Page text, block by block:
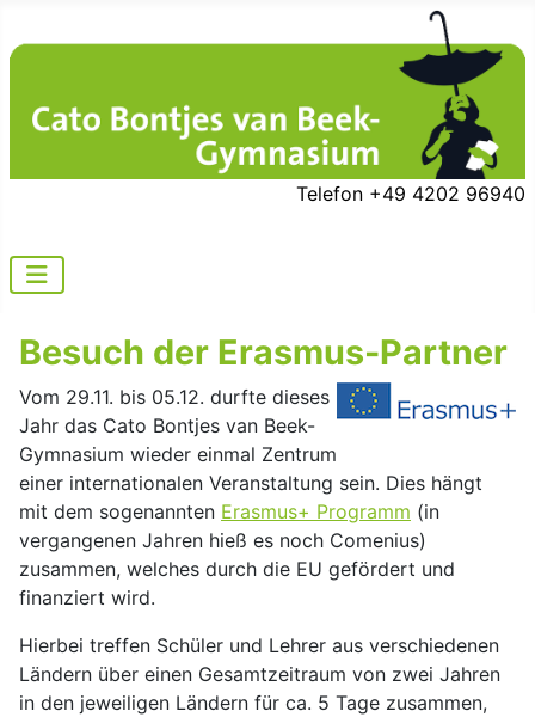
Telefon +49 4202 96940
Besuch der Erasmus-Partner
Vom 29.11. bis 05.12. durfte dieses
Jahr das Cato Bontjes van Beek-
Gymnasium wieder einmal Zentrum
einer internationalen Veranstaltung sein. Dies hängt
mit dem sogenannten Erasmus+ Programm (in
vergangenen Jahren hieß es noch Comenius)
zusammen, welches durch die EU gefördert und
finanziert wird.
Hierbei treffen Schüler und Lehrer aus verschiedenen
Ländern über einen Gesamtzeitraum von zwei Jahren
in den jeweiligen Ländern für ca. 5 Tage zusammen,